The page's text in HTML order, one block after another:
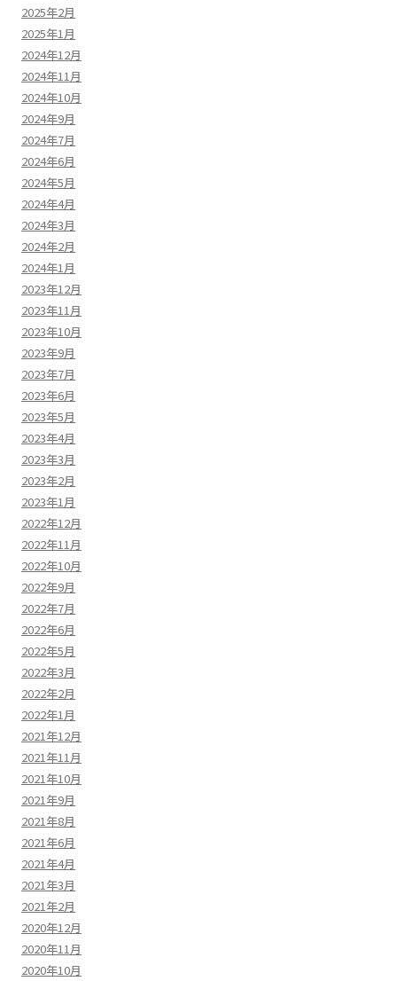
2025年2月
2025年1月
2024年12月
2024年11月
2024年10月
2024年9月
2024年7月
2024年6月
2024年5月
2024年4月
2024年3月
2024年2月
2024年1月
2023年12月
2023年11月
2023年10月
2023年9月
2023年7月
2023年6月
2023年5月
2023年4月
2023年3月
2023年2月
2023年1月
2022年12月
2022年11月
2022年10月
2022年9月
2022年7月
2022年6月
2022年5月
2022年3月
2022年2月
2022年1月
2021年12月
2021年11月
2021年10月
2021年9月
2021年8月
2021年6月
2021年4月
2021年3月
2021年2月
2020年12月
2020年11月
2020年10月